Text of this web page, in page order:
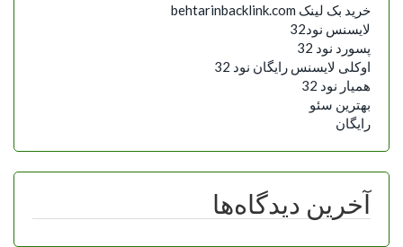
خرید بک لینک behtarinbacklink.com
لایسنس نود32
پسورد نود 32
اوکلی لایسنس رایگان نود 32
همیار نود 32
بهترین سئو
رایگان
آخرین دیدگاه‌ها